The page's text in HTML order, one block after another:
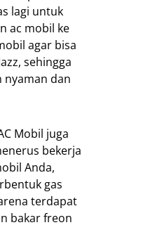
lagi untuk
ac mobil ke
agar bisa
sehingga
nyaman dan
Mobil juga
bekerja
Anda,
gas
terdapat
bakar freon